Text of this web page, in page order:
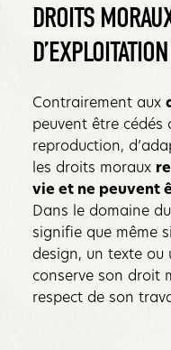
DROITS
D’EXPLOITATION
Contrairement aux
peuvent être cédés
reproduction,
les droits moraux
vie et ne peuvent
Dans le domaine
signifie que même
design, un texte ou
conserve son droit
respect de son